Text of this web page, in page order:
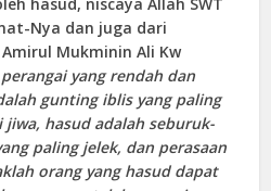
hasud, niscaya Allah SWT
Nya dan juga dari
Mukminin Ali Kw
yang rendah dan
gunting iblis yang paling
hasud adalah seburuk-
paling jelek, dan perasaan
orang yang hasud dapat